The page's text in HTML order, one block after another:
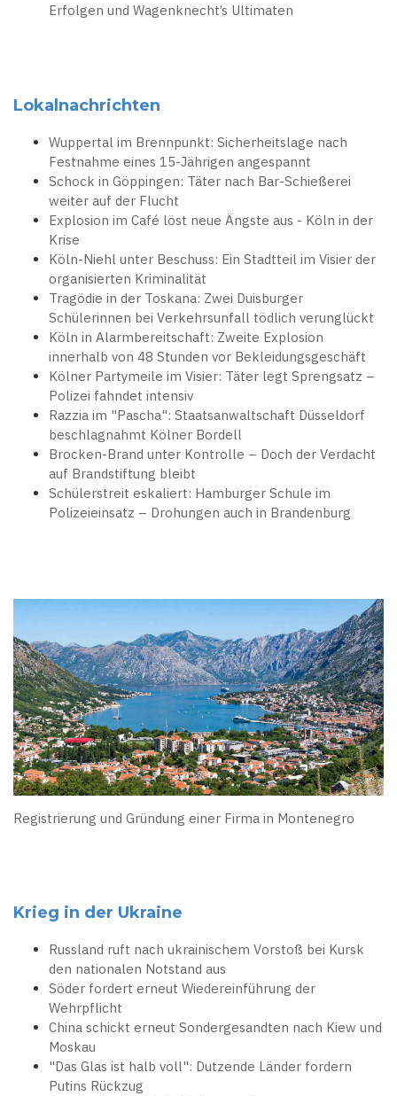
Erfolgen und Wagenknecht’s Ultimaten
Lokalnachrichten
Wuppertal im Brennpunkt: Sicherheitslage nach
Festnahme eines 15-Jährigen angespannt
Schock in Göppingen: Täter nach Bar-Schießerei
weiter auf der Flucht
Explosion im Café löst neue Ängste aus - Köln in der
Krise
Köln-Niehl unter Beschuss: Ein Stadtteil im Visier der
organisierten Kriminalität
Tragödie in der Toskana: Zwei Duisburger
Schülerinnen bei Verkehrsunfall tödlich verunglückt
Köln in Alarmbereitschaft: Zweite Explosion
innerhalb von 48 Stunden vor Bekleidungsgeschäft
Kölner Partymeile im Visier: Täter legt Sprengsatz –
Polizei fahndet intensiv
Razzia im "Pascha": Staatsanwaltschaft Düsseldorf
beschlagnahmt Kölner Bordell
Brocken-Brand unter Kontrolle – Doch der Verdacht
auf Brandstiftung bleibt
Schülerstreit eskaliert: Hamburger Schule im
Polizeieinsatz – Drohungen auch in Brandenburg
Registrierung und Gründung einer Firma in Montenegro
Krieg in der Ukraine
Russland ruft nach ukrainischem Vorstoß bei Kursk
den nationalen Notstand aus
Söder fordert erneut Wiedereinführung der
Wehrpflicht
China schickt erneut Sondergesandten nach Kiew und
Moskau
"Das Glas ist halb voll": Dutzende Länder fordern
Putins Rückzug